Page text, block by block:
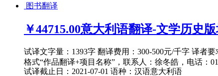
图书翻译
￥44715.00意大利语翻译-文学历史
试译文字量：1393字 翻译费用：300-500元/千字 译者
格式“作品翻译+项目名称”，联系人：徐冬皓，电话：
试译截止日：2021-07-01 语种：汉语意大利语